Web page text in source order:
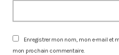
Enregistrer mon nom, mon e-mail et
mon prochain commentaire.